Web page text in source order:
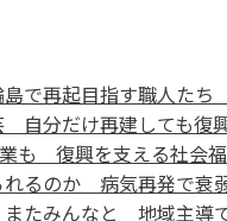
島で再起目指す職人た
自分だけ再建しても復
も 復興を支える社会
れるのか 病気再発で衰
たみんなと 地域主導